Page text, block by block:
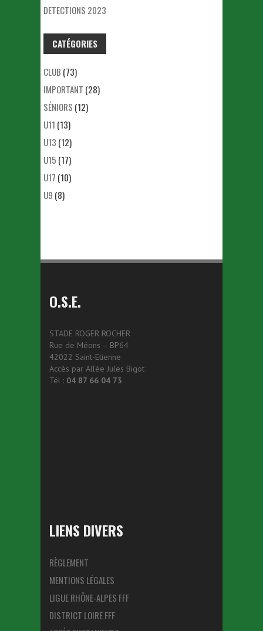
DETECTIONS 2023
CATÉGORIES
CLUB (73)
IMPORTANT (28)
SÉNIORS (12)
U11 (13)
U13 (12)
U15 (17)
U17 (10)
U9 (8)
O.S.E.
STADE ROGER ROCHER
Rue de Méons – BP64
42022 Saint-Etienne
Accès par Allée Jules Bigot
Tél : 04 87 66 04 73
LIENS DIVERS
RÈGLEMENT
MENTIONS LÉGALES
LIGUE RHÔNE-ALPES FFF
DISTRICT LOIRE FFF